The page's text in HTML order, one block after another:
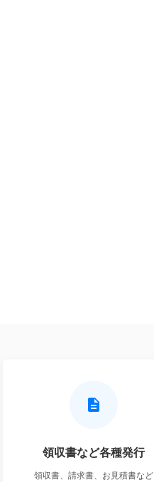
領収書など各種発行
領収書、請求書、お見積書など